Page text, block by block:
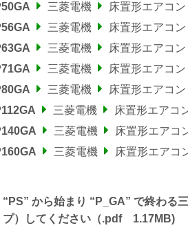
三菱電機 床置形エアコン
三菱電機 床置形エアコン
三菱電機 床置形エアコン
三菱電機 床置形エアコン
三菱電機 床置形エアコン
三菱電機 床置形エアコ
三菱電機 床置形エアコ
三菱電機 床置形エアコ
“PS” から始まり “P_GA” で終わる
プ）してください（.pdf 1.17MB)